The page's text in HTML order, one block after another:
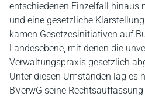
entschiedenen Einzelfall hinaus
und eine gesetzliche
kamen Gesetzesinitiativen auf
Landesebene, mit denen die
Verwaltungspraxis gesetzlich
Unter diesen Umständen lag es
BVerwG seine